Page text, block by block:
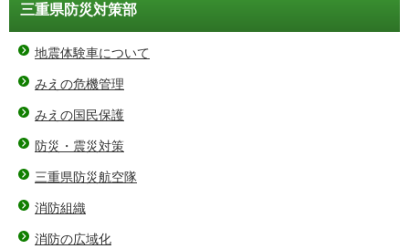
三重県防災対策部
地震体験車について
みえの危機管理
みえの国民保護
防災・震災対策
三重県防災航空隊
消防組織
消防の広域化